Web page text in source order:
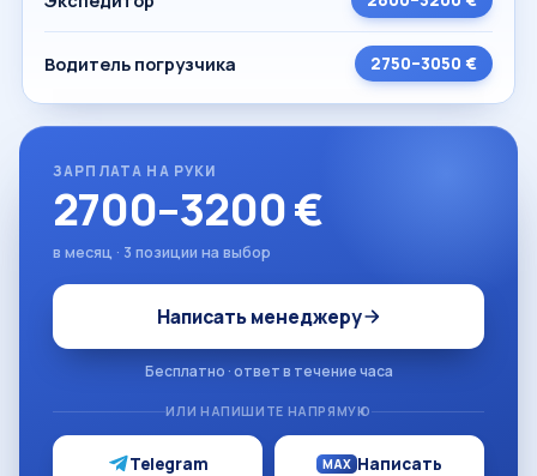
Водитель погрузчика 2750–3050 €
ЗАРПЛАТА НА РУКИ
2700–3200 €
в месяц · 3 позиции на выбор
Написать менеджеру
Бесплатно · ответ в течение часа
ИЛИ НАПИШИТЕ НАПРЯМУЮ
Telegram MAX Написать